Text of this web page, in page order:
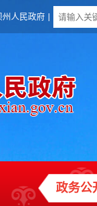
州人民政府 |
政务公